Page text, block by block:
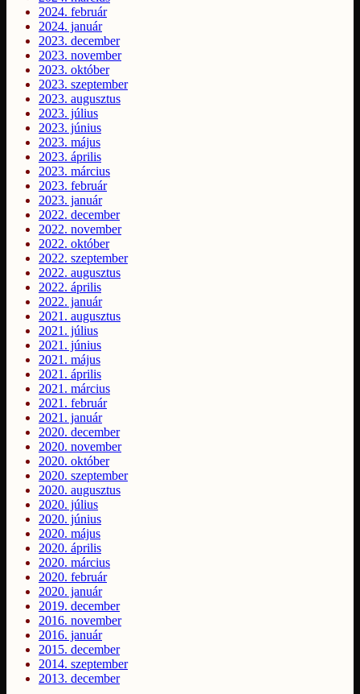
2024. február
2024. január
2023. december
2023. november
2023. október
2023. szeptember
2023. augusztus
2023. július
2023. június
2023. május
2023. április
2023. március
2023. február
2023. január
2022. december
2022. november
2022. október
2022. szeptember
2022. augusztus
2022. április
2022. január
2021. augusztus
2021. július
2021. június
2021. május
2021. április
2021. március
2021. február
2021. január
2020. december
2020. november
2020. október
2020. szeptember
2020. augusztus
2020. július
2020. június
2020. május
2020. április
2020. március
2020. február
2020. január
2019. december
2016. november
2016. január
2015. december
2014. szeptember
2013. december